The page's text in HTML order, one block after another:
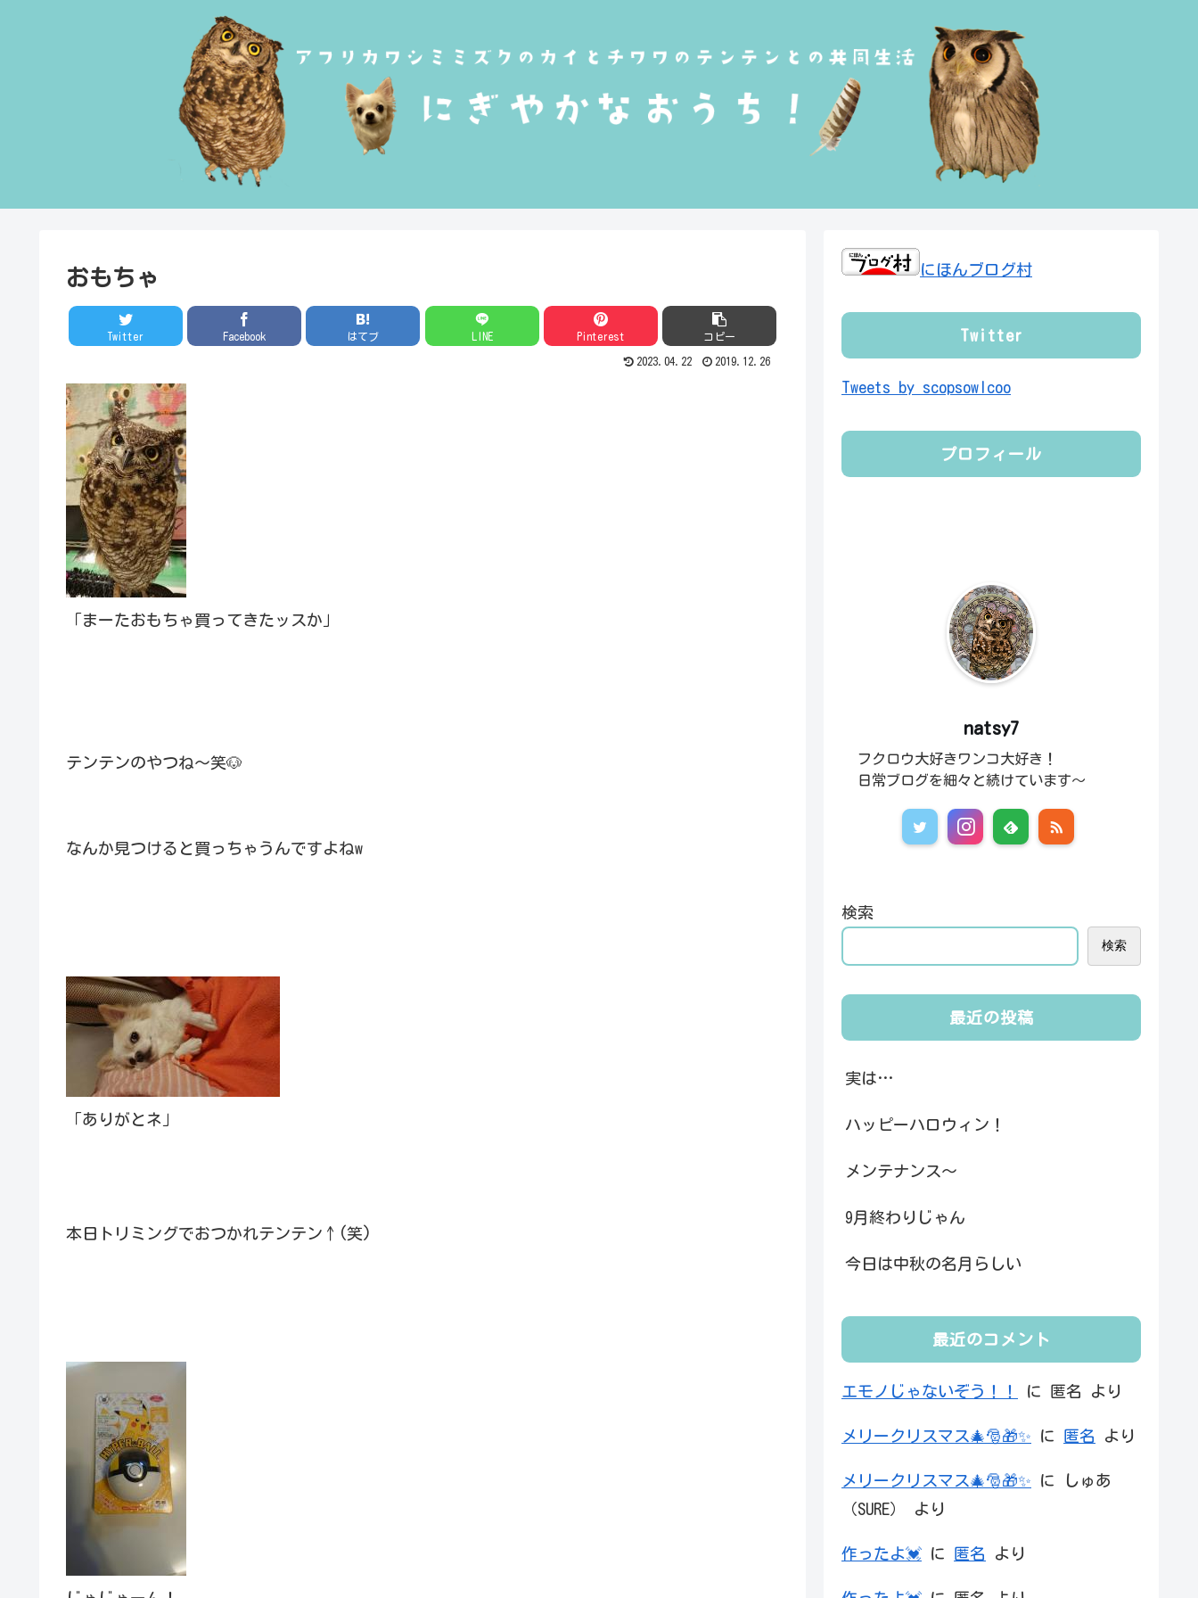
おもちゃ
Twitter Facebook はてブ LINE Pinterest コピー
2023.04.22 2019.12.26
「まーたおもちゃ買ってきたッスか」
テンテンのやつね～笑🐶
なんか見つけると買っちゃうんですよねw
「ありがとネ」
本日トリミングでおつかれテンテン↑(笑)
にほんブログ村
Twitter
Tweets by scopsowlcoo
プロフィール
natsy7
フクロウ大好きワンコ大好き！
日常ブログを細々と続けています～
検索
検索
最近の投稿
実は…
ハッピーハロウィン！
メンテナンス～
9月終わりじゃん
今日は中秋の名月らしい
最近のコメント
エモノじゃないぞう！！ に 匿名 より
メリークリスマス🎄🎅🎁✨ に 匿名 より
メリークリスマス🎄🎅🎁✨ に
しゅあ
（SURE）
より
作ったよ💓 に 匿名 より